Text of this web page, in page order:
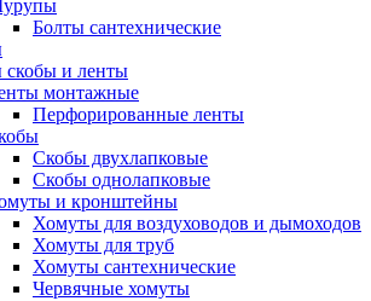
Болты сантехнические
и ленты
монтажные
Перфорированные ленты
Скобы двухлапковые
Скобы однолапковые
и кронштейны
Хомуты для воздуховодов и дымоходов
Хомуты для труб
Хомуты сантехнические
Червячные хомуты